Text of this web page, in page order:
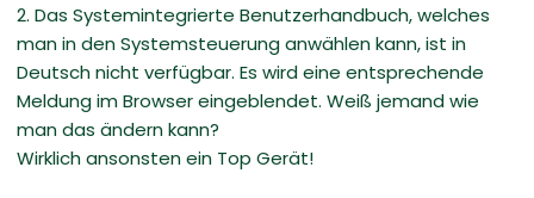
2. Das Systemintegrierte Benutzerhandbuch, welches
man in den Systemsteuerung anwählen kann, ist in
Deutsch nicht verfügbar. Es wird eine entsprechende
Meldung im Browser eingeblendet. Weiß jemand wie
man das ändern kann?
Wirklich ansonsten ein Top Gerät!